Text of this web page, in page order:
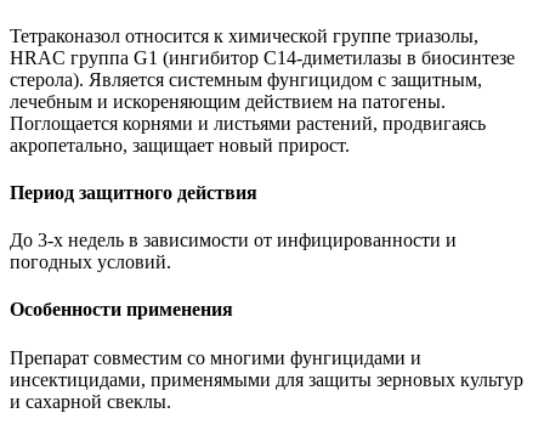
Тетраконазол относится к химической группе триазолы,
HRAC группа G1 (ингибитор С14-диметилазы в биосинтезе
стерола). Является системным фунгицидом с защитным,
лечебным и искореняющим действием на патогены.
Поглощается корнями и листьями растений, продвигаясь
акропетально, защищает новый прирост.
Период защитного действия
До 3-х недель в зависимости от инфицированности и
погодных условий.
Особенности применения
Препарат совместим со многими фунгицидами и
инсектицидами, применямыми для защиты зерновых культур
и сахарной свеклы.